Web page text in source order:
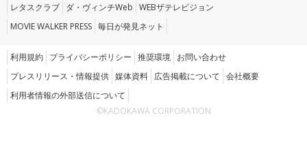
レタスクラブ ダ・ヴィンチWeb WEBザテレビジョン
MOVIE WALKER PRESS 毎日が発見ネット
利用規約 プライバシーポリシー 推奨環境 お問い合わせ
プレスリリース・情報提供 媒体資料 広告掲載について 会社概要
利用者情報の外部送信について
©KADOKAWA CORPORATION